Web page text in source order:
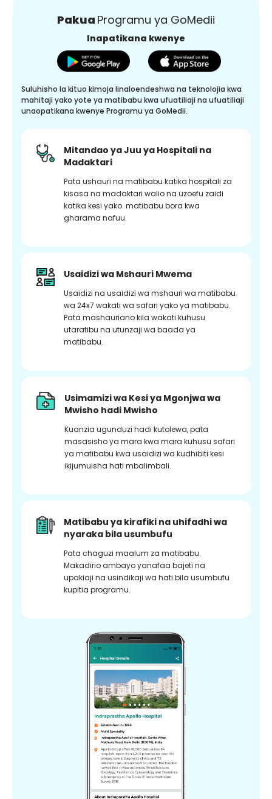
Pakua Programu ya GoMedii
Inapatikana kwenye
Suluhisho la kituo kimoja linaloendeshwa na teknolojia kwa
mahitaji yako yote ya matibabu kwa ufuatiliaji na ufuatiliaji
unaopatikana kwenye Programu ya GoMedii.
Mitandao ya Juu ya Hospitali na
Madaktari
Pata ushauri na matibabu katika hospitali za
kisasa na madaktari walio na uzoefu zaidi
katika kesi yako. matibabu bora kwa
gharama nafuu.
Usaidizi wa Mshauri Mwema
Usaidizi na usaidizi wa mshauri wa matibabu
wa 24x7 wakati wa safari yako ya matibabu.
Pata mashauriano kila wakati kuhusu
utaratibu na utunzaji wa baada ya
matibabu.
Usimamizi wa Kesi ya Mgonjwa wa
Mwisho hadi Mwisho
Kuanzia ugunduzi hadi kutolewa, pata
masasisho ya mara kwa mara kuhusu safari
ya matibabu kwa usaidizi wa kudhibiti kesi
ikijumuisha hati mbalimbali.
Matibabu ya kirafiki na uhifadhi wa
nyaraka bila usumbufu
Pata chaguzi maalum za matibabu.
Makadirio ambayo yanafaa bajeti na
upakiaji na usindikaji wa hati bila usumbufu
kupitia programu.